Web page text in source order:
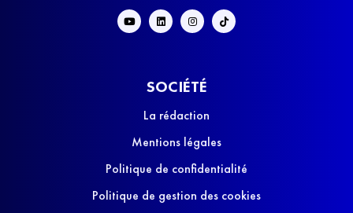
SOCIÉTÉ
La rédaction
Mentions légales
Politique de confidentialité
Politique de gestion des cookies